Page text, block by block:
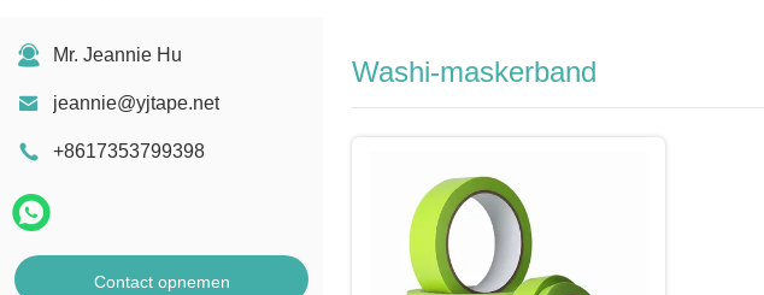
Mr. Jeannie Hu
jeannie@yjtape.net
+8617353799398
Contact opnemen
Washi-maskerband